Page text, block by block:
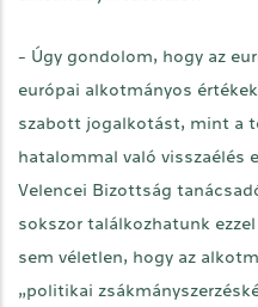
- Úgy gondolom, hogy az
európai alkotmányos
szabott jogalkotást, mint a
hatalommal való visszaélés
Velencei Bizottság
sokszor találkozhatunk
sem véletlen, hogy az
„politikai